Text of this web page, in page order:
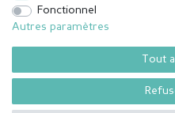
© Copyright 2026 | Tous droits
¹ Toutes les commandes payées
même (du lundi au vendredi,
Fonctionnel
Autres paramètres
Tout